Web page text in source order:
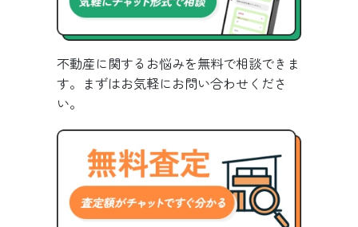
不動産に関するお悩みを無料で相談できま
す。まずはお気軽にお問い合わせくださ
い。